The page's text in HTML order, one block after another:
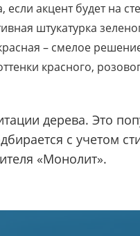
акцент будет на
штукатурка
– смелое
красного,
дерева. Это
с учетом
«Монолит».